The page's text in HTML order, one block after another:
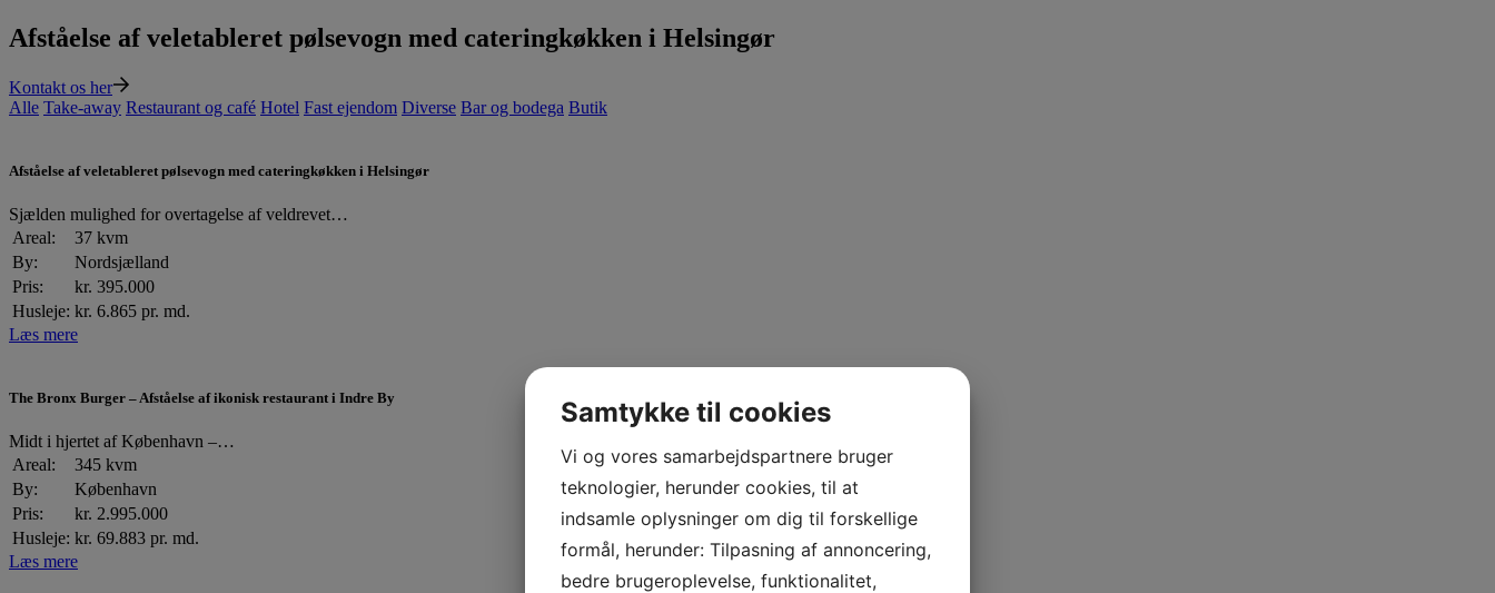
Afståelse af veletableret pølsevogn med cateringkøkken i Helsingør
Kontakt os her
Alle Take-away Restaurant og café Hotel Fast ejendom Diverse Bar og bodega Butik
Afståelse af veletableret pølsevogn med cateringkøkken i Helsingør
Sjælden mulighed for overtagelse af veldrevet…
Areal:
37 kvm
By:
Nordsjælland
Pris:
kr. 395.000
Husleje: kr. 6.865 pr. md.
Læs mere
The Bronx Burger – Afståelse af ikonisk restaurant i Indre By
Midt i hjertet af København –…
Areal:
345 kvm
By:
København
Pris:
kr. 2.995.000
Husleje: kr. 69.883 pr. md.
Læs mere
Samtykke til cookies
Vi og vores samarbejdspartnere bruger
teknologier, herunder cookies, til at
indsamle oplysninger om dig til forskellige
formål, herunder: Tilpasning af annoncering,
bedre brugeroplevelse, funktionalitet,